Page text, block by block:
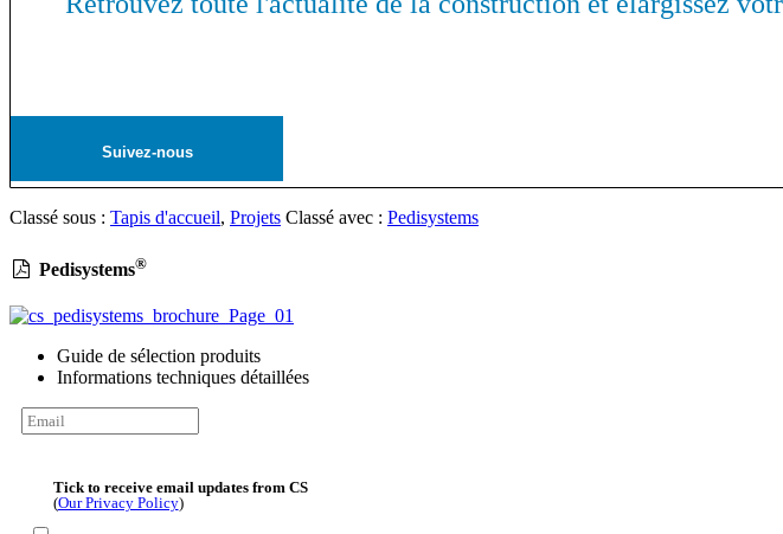
Suivez-nous
Classé sous : Tapis d'accueil, Projets Classé avec : Pedisystems
Pedisystems®
Guide de sélection produits
Informations techniques détaillées
Tick to receive email updates from CS
(Our Privacy Policy)